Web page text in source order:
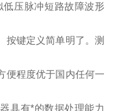
压脉冲短路故障波形
按键定义简单明了。测
便程度优于国内任何一
具有*的数据处理能力